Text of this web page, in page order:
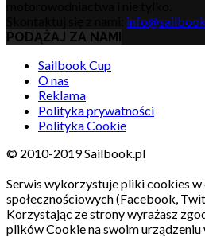
PODĄŻAJ ZA NAMI
Sailbook Cup
O nas
Reklama
Polityka prywatności
Polityka Cookie
© 2010-2019 Sailbook.pl
Serwis wykorzystuje pliki cookies w
społecznościowych (Facebook,
Korzystając ze strony wyrażasz
plików Cookie na swoim